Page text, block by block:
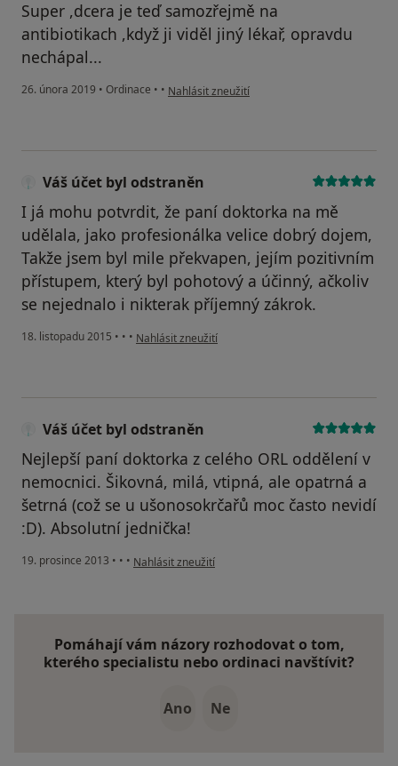
Super ,dcera je teď samozřejmě na
antibiotikach ,když ji viděl jiný lékař, opravdu
nechápal...
26. února 2019 • Ordinace • • podle názoru uživatele Váš účet byl odstraněn
Nahlásit zneužití
Váš účet byl odstraněn
I já mohu potvrdit, že paní doktorka na mě
udělala, jako profesionálka velice dobrý dojem,
Takže jsem byl mile překvapen, jejím pozitivním
přístupem, který byl pohotový a účinný, ačkoliv
se nejednalo i nikterak příjemný zákrok.
18. listopadu 2015 • • • podle názoru uživatele Váš účet byl odstraněn
Nahlásit zneužití
Váš účet byl odstraněn
Nejlepší paní doktorka z celého ORL oddělení v
nemocnici. Šikovná, milá, vtipná, ale opatrná a
šetrná (což se u ušonosokrčařů moc často nevidí
:D). Absolutní jednička!
19. prosince 2013 • • • podle názoru uživatele Váš účet byl odstraněn
Nahlásit zneužití
Pomáhají vám názory rozhodovat o tom,
kterého specialistu nebo ordinaci navštívit?
Ano Ne